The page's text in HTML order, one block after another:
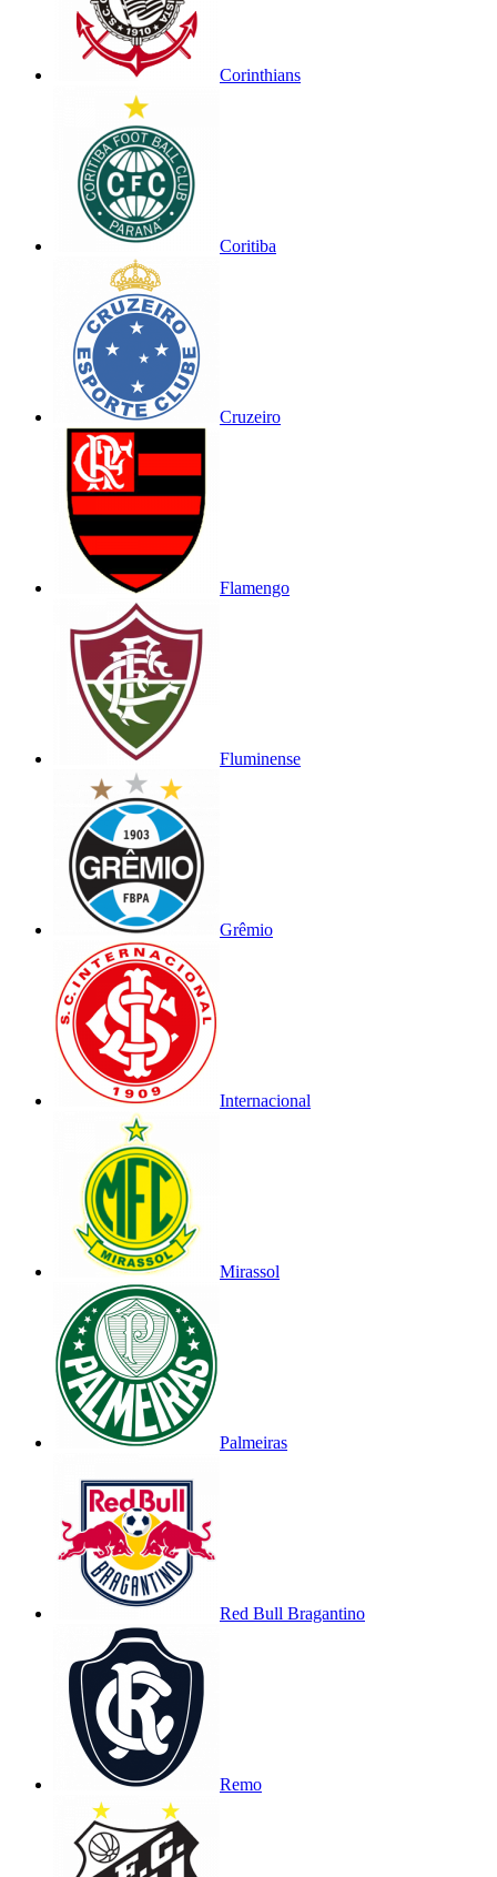
Corinthians
Coritiba
Cruzeiro
Flamengo
Fluminense
Grêmio
Internacional
Mirassol
Palmeiras
Red Bull Bragantino
Remo